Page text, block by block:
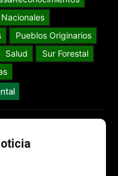
Pueblos Originarios
Salud
Sur Forestal